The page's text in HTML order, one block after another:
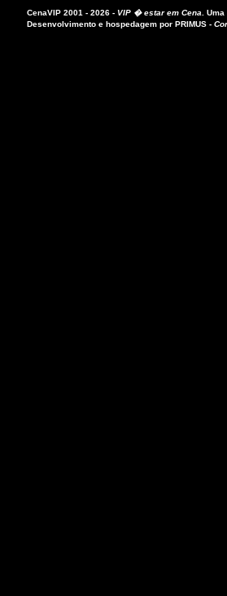
CenaVIP 2001 - 2026 - VIP � estar em Cena Uma
Desenvolvimento e hospedagem por PRIMUS -